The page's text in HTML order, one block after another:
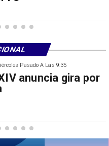
2026
ingreso de
mensajes de